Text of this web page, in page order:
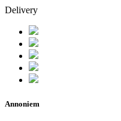
Delivery
Annoniem